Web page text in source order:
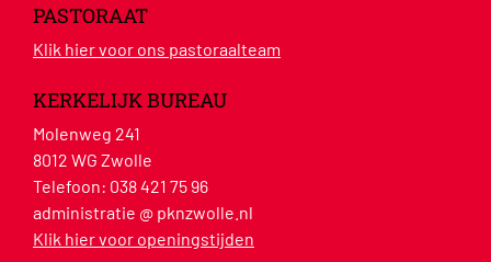
PASTORAAT
Klik hier voor ons pastoraalteam
KERKELIJK BUREAU
Molenweg 241
8012 WG Zwolle
Telefoon: 038 421 75 96
administratie @ pknzwolle.nl
Klik hier voor openingstijden